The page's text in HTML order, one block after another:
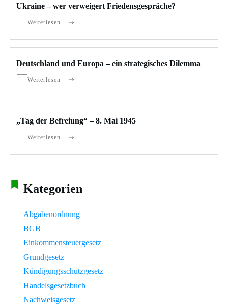
Ukraine – wer verweigert Friedensgespräche?
Weiterlesen
Deutschland und Europa – ein strategisches Dilemma
Weiterlesen
„Tag der Befreiung“ – 8. Mai 1945
Weiterlesen
Kategorien
Abgabenordnung
BGB
Einkommensteuergesetz
Grundgesetz
Kündigungsschutzgesetz
Handelsgesetzbuch
Nachweisgesetz